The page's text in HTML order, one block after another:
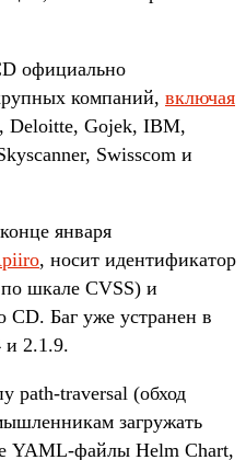
официально
компаний, включая
Deloitte, Gojek, IBM,
Swisscom и
января
, носит идентификатор
шкале CVSS) и
CD. Баг уже устранен в
и 2.1.9.
path-traversal (обход
загружать
YAML-файлы Helm Chart,